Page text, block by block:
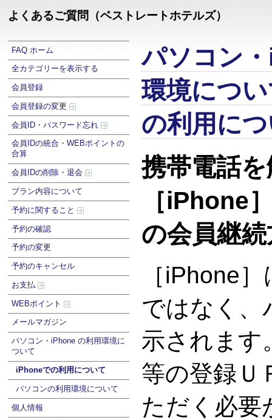
よくあるご質問（ベストレートホテルズ）
FAQ ホーム
全カテゴリーを表示する
会員登録
会員登録の変更
会員ID・パスワード忘れ
会員IDの統合・WEBポイントの
合算
会員IDの削除・退会
プラン内容について
予約に関すること
予約の確認
予約の変更
予約のキャンセル
お支払
WEBポイント
メールマガジン
パソコン・iPhone の利用環境に
ついて
iPhoneでの利用について
パソコンの利用環境について
個人情報
パソコン
環境につ
の利用に
携帯電話
［iPhone
の会員継
［iPhone
ではなく、
示されます
等の登録Ｕ
ただく必要